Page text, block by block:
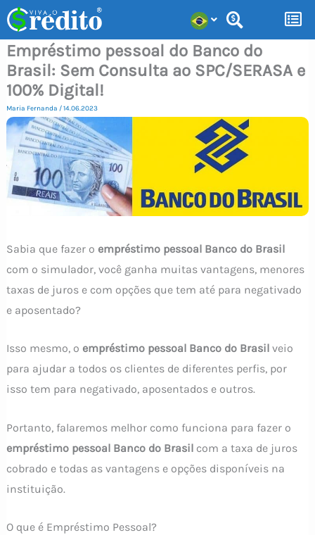
para
conteúdo
Empréstimo pessoal do Banco do
Brasil: Sem Consulta ao SPC/SERASA e
100% Digital!
Maria Fernanda /14.06.2023
Sabia que fazer o empréstimo pessoal Banco do Brasil
com o simulador, você ganha muitas vantagens, menores
taxas de juros e com opções que tem até para negativado
e aposentado?
Isso mesmo, o empréstimo pessoal Banco do Brasilveio
para ajudar a todos os clientes de diferentes perfis, por
isso tem para negativado, aposentados e outros.
Portanto, falaremos melhor como funciona para fazer o
empréstimo pessoal Banco do Brasilcom a taxa de juros
cobrado e todas as vantagens e opções disponíveis na
instituição.
O que é Empréstimo Pessoal?